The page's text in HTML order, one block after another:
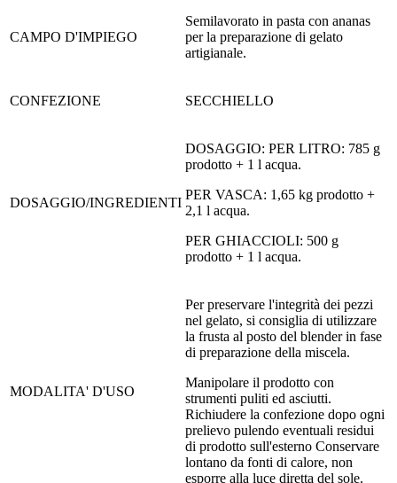
CAMPO D'IMPIEGO
Semilavorato in pasta con ananas
per la preparazione di gelato
artigianale.
CONFEZIONE SECCHIELLO
DOSAGGIO/INGREDIENTI
DOSAGGIO: PER LITRO: 785 g
prodotto + 1 l acqua.
PER VASCA: 1,65 kg prodotto +
2,1 l acqua.
PER GHIACCIOLI: 500 g
prodotto + 1 l acqua.
MODALITA' D'USO
Per preservare l'integrità dei pezzi
nel gelato, si consiglia di utilizzare
la frusta al posto del blender in fase
di preparazione della miscela.
Manipolare il prodotto con
strumenti puliti ed asciutti.
Richiudere la confezione dopo ogni
prelievo pulendo eventuali residui
di prodotto sull'esterno Conservare
lontano da fonti di calore, non
esporre alla luce diretta del sole.